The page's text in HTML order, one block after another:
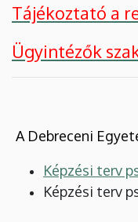
Tájékoztató a
Ügyintézők
A Debreceni
Képzési terv
Képzési terv